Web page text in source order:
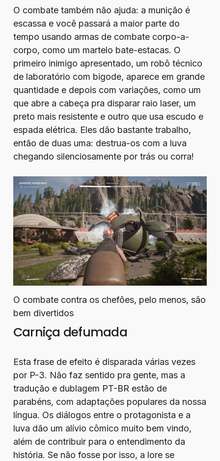
O combate também não ajuda: a munição é
escassa e você passará a maior parte do
tempo usando armas de combate corpo-a-
corpo, como um martelo bate-estacas. O
primeiro inimigo apresentado, um robô técnico
de laboratório com bigode, aparece em grande
quantidade e depois com variações, como um
que abre a cabeça pra disparar raio laser, um
preto mais resistente e outro que usa escudo e
espada elétrica. Eles dão bastante trabalho,
então de duas uma: destrua-os com a luva
chegando silenciosamente por trás ou corra!
O combate contra os chefões, pelo menos, são
bem divertidos
Carniça defumada
Esta frase de efeito é disparada várias vezes
por P-3. Não faz sentido pra gente, mas a
tradução e dublagem PT-BR estão de
parabéns, com adaptações populares da nossa
língua. Os diálogos entre o protagonista e a
luva dão um alívio cômico muito bem vindo,
além de contribuir para o entendimento da
história. Se não fosse por isso, a lore se